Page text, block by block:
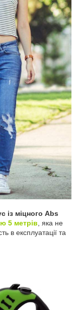
із міцного Abs
5 метрів , яка не
в експлуатації та